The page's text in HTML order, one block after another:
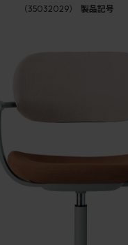
（35032029） 製品記号